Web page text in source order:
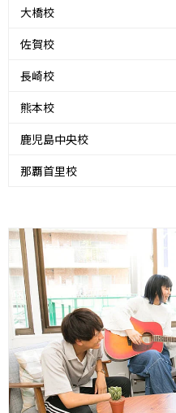
大橋校
佐賀校
長崎校
熊本校
鹿児島中央校
那覇首里校